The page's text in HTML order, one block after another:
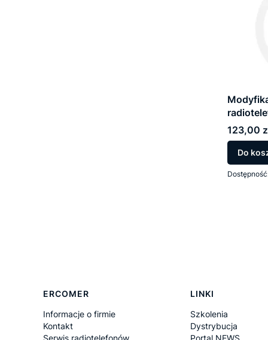
Cena
123,00
Do
Linki w stopce
ERCOMER
Informacje o firmie
Kontakt
Serwis radiotelefonów
LINKI
Szkolenia
Dystrybucja
Portal NEWS